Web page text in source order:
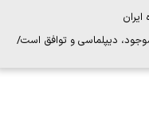
دیپلماسی و توافق است/